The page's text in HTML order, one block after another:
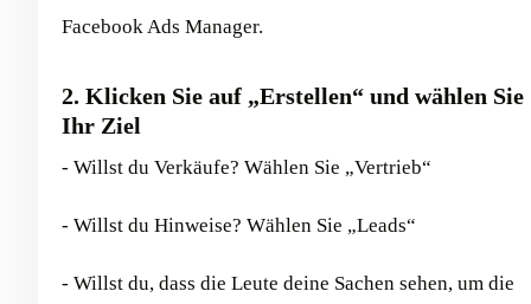
Facebook Ads Manager.
2. Klicken Sie auf „Erstellen“ und wählen Sie
Ihr Ziel
- Willst du Verkäufe? Wählen Sie „Vertrieb“
- Willst du Hinweise? Wählen Sie „Leads“
- Willst du, dass die Leute deine Sachen sehen, um die